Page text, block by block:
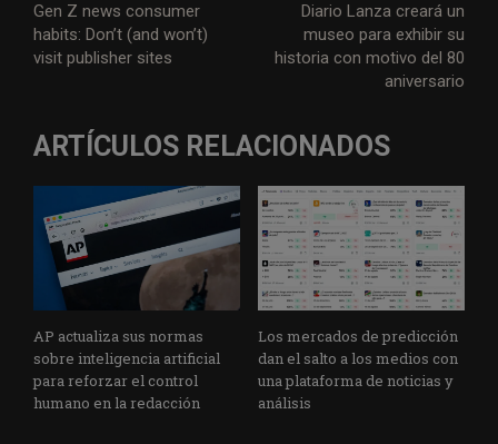
Gen Z news consumer
habits: Don’t (and won’t)
visit publisher sites
Diario Lanza creará un
museo para exhibir su
historia con motivo del 80
aniversario
ARTÍCULOS RELACIONADOS
AP actualiza sus normas
sobre inteligencia artificial
para reforzar el control
humano en la redacción
Los mercados de predicción
dan el salto a los medios con
una plataforma de noticias y
análisis